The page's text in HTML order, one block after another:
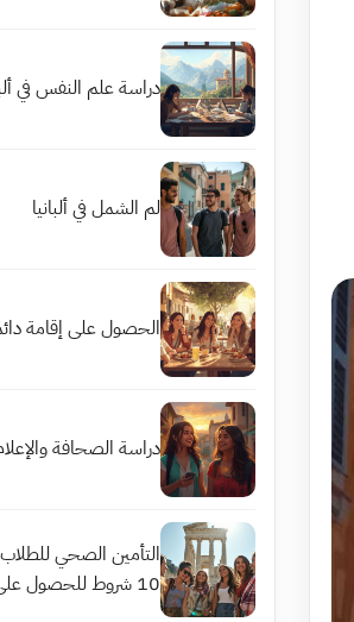
دراسة علم النفس في
لم الشمل في ألبانيا
الحصول على إقامة
دراسة الصحافة والإعلام
التأمين الصحي للطلاب
10 شروط للحصول على الإقامة